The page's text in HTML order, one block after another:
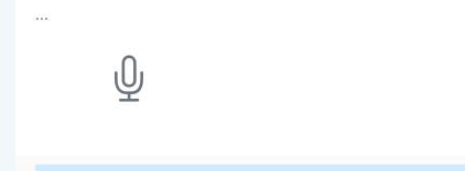
...